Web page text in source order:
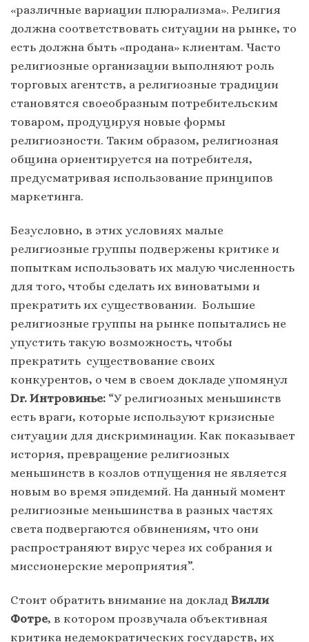
«различные вариации плюрализма». Религия
должна соответствовать ситуации на рынке, то
есть должна быть «продана» клиентам. Часто
религиозные организации выполняют роль
торговых агентств, а религиозные традиции
становятся своеобразным потребительским
товаром, продуцируя новые формы
религиозности. Таким образом, религиозная
община ориентируется на потребителя,
предусматривая использование принципов
маркетинга.
Безусловно, в этих условиях малые
религиозные группы подвержены критике и
попыткам использовать их малую численность
для того, чтобы сделать их виноватыми и
прекратить их существовании. Большие
религиозные группы на рынке попытались не
упустить такую возможность, чтобы
прекратить существование своих
конкурентов, о чем в своем докладе упомянул
Dr. Интровинье: “У религиозных меньшинств
есть враги, которые используют кризисные
ситуации для дискриминации. Как показывает
история, превращение религиозных
меньшинств в козлов отпущения не является
новым во время эпидемий. На данный момент
религиозные меньшинства в разных частях
света подвергаются обвинениям, что они
распространяют вирус через их собрания и
миссионерские мероприятия”.
Стоит обратить внимание на доклад Вилли
Фотре, в котором прозвучала объективная
критика недемократических государств, их